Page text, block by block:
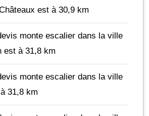
est à 30,9 km
monte escalier dans la ville
est à 31,8 km
monte escalier dans la ville
31,8 km